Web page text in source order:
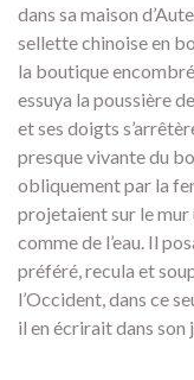
dans sa maison
sellette chinoise en
la boutique
essuya la poussière
et ses doigts
presque vivante du
obliquement par la
projetaient sur le
comme de l’eau. Il
préféré, recula et
l’Occident, dans ce
il en écrirait dans son